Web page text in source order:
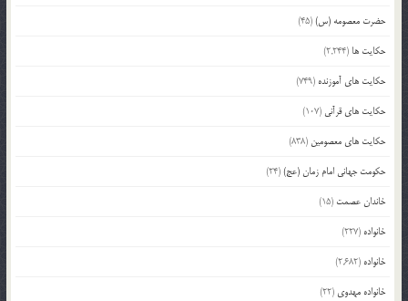
حضرت معصومه (س)(45)
حکایت ها (2,244)
حکایت های آموزنده (749)
حکایت های قرآنی (107)
حکایت های معصومین (838)
حکومت جهانی امام زمان (عج)(24)
خاندان عصمت (15)
خانواده (227)
خانواده (2,682)
خانواده مهدوی (22)